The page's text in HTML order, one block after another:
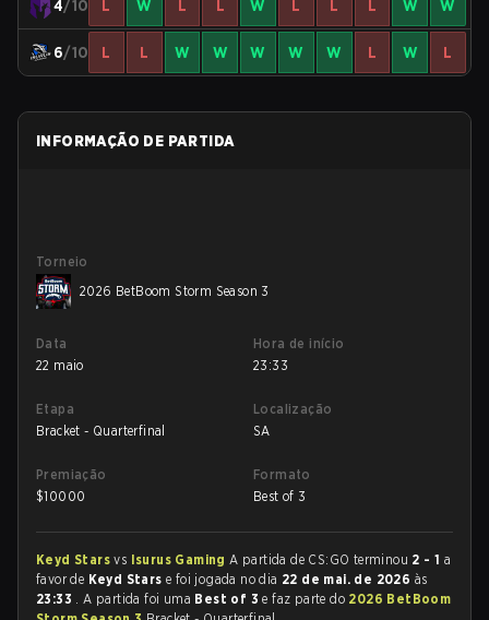
4/10 L W L L W L L L W W
6/10 L L W W W W W L W L
INFORMAÇÃO DE PARTIDA
Torneio
2026 BetBoom Storm Season 3
Data
22 maio
Hora de início
23:33
Etapa
Bracket - Quarterfinal
Localização
SA
Premiação
$10000
Formato
Best of 3
Keyd Starsvs Isurus GamingA partida de CS:GO terminou 2 - 1 a
favor de Keyd Starse foi jogada no dia 22 de mai. de 2026 às
23:33 . A partida foi uma Best of 3e faz parte do 2026 BetBoom